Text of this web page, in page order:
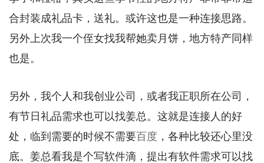
合封装成礼品卡，送礼。或许这也是一种连接思路。
另外上次我一个侄女找我帮她卖月饼，地方特产同样
也是。
另外，我个人和我创业公司，或者我正职所在公司，
有节日礼品需求也可以找姜总。这就是连接人的好
处，临到需要的时候不需要百度 ，各种比较还心里没
底。姜总看我是个写软件滴，提出有软件需求可以找